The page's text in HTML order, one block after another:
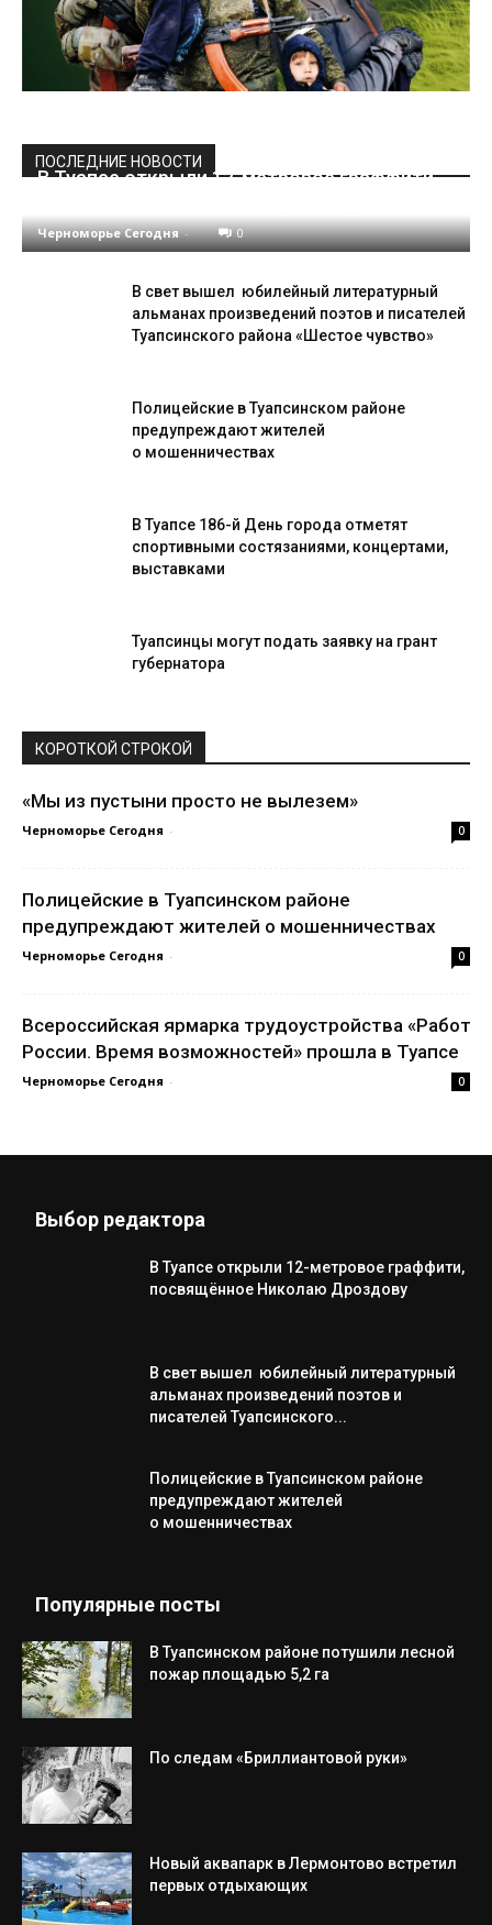
ПОСЛЕДНИЕ НОВОСТИ
В Туапсе открыли 12-метровое граффити,
Черноморье Сегодня - 0
В свет вышел юбилейный литературный
альманах произведений поэтов и писателей
Туапсинского района «Шестое чувство»
Полицейские в Туапсинском районе
предупреждают жителей
о мошенничествах
В Туапсе 186-й День города отметят
спортивными состязаниями, концертами,
выставками
Туапсинцы могут подать заявку на грант
губернатора
КОРОТКОЙ СТРОКОЙ
«Мы из пустыни просто не вылезем»
Черноморье Сегодня - 0
Полицейские в Туапсинском районе
предупреждают жителей о мошенничествах
Черноморье Сегодня - 0
Всероссийская ярмарка трудоустройства «Работа
России. Время возможностей» прошла в Туапсе
Черноморье Сегодня - 0
Выбор редактора
В Туапсе открыли 12-метровое граффити,
посвящённое Николаю Дроздову
В свет вышел юбилейный литературный
альманах произведений поэтов и
писателей Туапсинского...
Полицейские в Туапсинском районе
предупреждают жителей
о мошенничествах
Популярные посты
В Туапсинском районе потушили лесной
пожар площадью 5,2 га
По следам «Бриллиантовой руки»
Новый аквапарк в Лермонтово встретил
первых отдыхающих